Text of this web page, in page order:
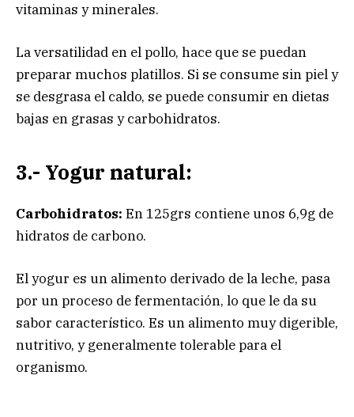
vitaminas y minerales.
La versatilidad en el pollo, hace que se puedan
preparar muchos platillos. Si se consume sin piel y
se desgrasa el caldo, se puede consumir en dietas
bajas en grasas y carbohidratos.
3.- Yogur natural:
Carbohidratos: En 125grs contiene unos 6,9g de
hidratos de carbono.
El yogur es un alimento derivado de la leche, pasa
por un proceso de fermentación, lo que le da su
sabor característico. Es un alimento muy digerible,
nutritivo, y generalmente tolerable para el
organismo.